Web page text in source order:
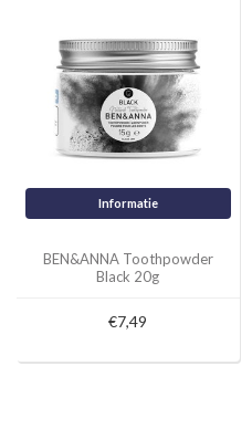
Informatie
BEN&ANNA Toothpowder
Black 20g
€7,49